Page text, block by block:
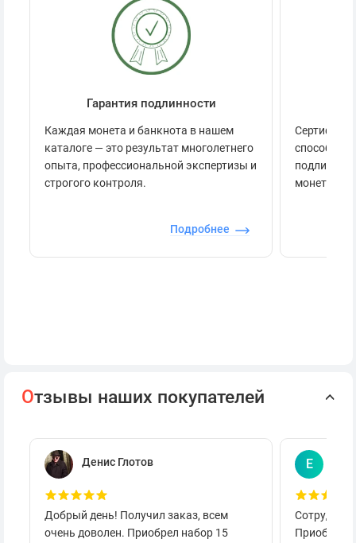
Гарантия подлинности
Каждая монета и банкнота в нашем
каталоге — это результат многолетнего
опыта, профессиональной экспертизы и
строгого контроля.
Подробнее
способов
монеты.
Отзывы наших покупателей
Денис Глотов
Добрый день! Получил заказ, всем
очень доволен. Приобрел набор 15
Е